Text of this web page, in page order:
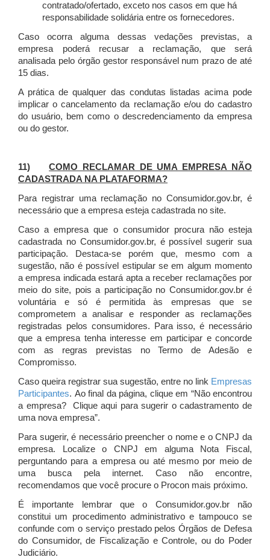
contratado/ofertado, exceto nos casos em que há
responsabilidade solidária entre os fornecedores.
Caso ocorra alguma dessas vedações previstas, a
empresa poderá recusar a reclamação, que será
analisada pelo órgão gestor responsável num prazo de até
15 dias.
A prática de qualquer das condutas listadas acima pode
implicar o cancelamento da reclamação e/ou do cadastro
do usuário, bem como o descredenciamento da empresa
ou do gestor.
11)COMO RECLAMAR DE UMA EMPRESA NÃO
CADASTRADA NA PLATAFORMA?
Para registrar uma reclamação no Consumidor.gov.br, é
necessário que a empresa esteja cadastrada no site.
Caso a empresa que o consumidor procura não esteja
cadastrada no Consumidor.gov.br, é possível sugerir sua
participação. Destaca-se porém que, mesmo com a
sugestão, não é possível estipular se em algum momento
a empresa indicada estará apta a receber reclamações por
meio do site, pois a participação no Consumidor.gov.br é
voluntária e só é permitida às empresas que se
comprometem a analisar e responder as reclamações
registradas pelos consumidores. Para isso, é necessário
que a empresa tenha interesse em participar e concorde
com as regras previstas no Termo de Adesão e
Compromisso.
Caso queira registrar sua sugestão, entre no link Empresas
Participantes. Ao final da página, clique em “Não encontrou
a empresa? Clique aqui para sugerir o cadastramento de
uma nova empresa”.
Para sugerir, é necessário preencher o nome e o CNPJ da
empresa. Localize o CNPJ em alguma Nota Fiscal,
perguntando para a empresa ou até mesmo por meio de
uma busca pela internet. Caso não encontre,
recomendamos que você procure o Procon mais próximo.
É importante lembrar que o Consumidor.gov.br não
constitui um procedimento administrativo e tampouco se
confunde com o serviço prestado pelos Órgãos de Defesa
do Consumidor, de Fiscalização e Controle, ou do Poder
Judiciário.